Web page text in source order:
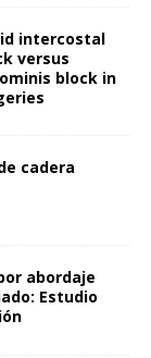
intercostal
versus
block in
cadera
abordaje
Estudio